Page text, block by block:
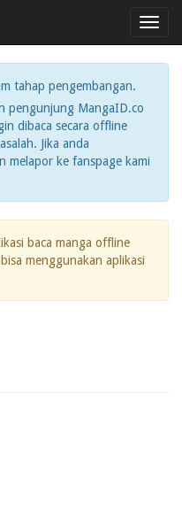
tahap pengembangan.
pengunjung MangaID.co
dibaca secara offline
Jika anda
melapor ke fanspage kami
baca manga offline
menggunakan aplikasi